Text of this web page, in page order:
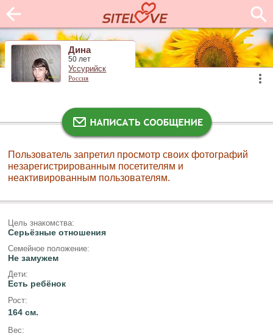
Дина
50 лет
Уссурийск
Россия
Пользователь запретил просмотр своих фотографий
незарегистрированным посетителям и
неактивированным пользователям.
Цель знакомства:
Серьёзные отношения
Семейное положение:
Не замужем
Дети:
Есть ребёнок
Рост:
164 см.
Вес: